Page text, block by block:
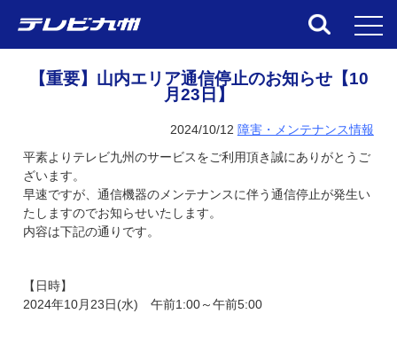
【重要】山内エリア通信停止のお知らせ【10
月23日】
2024/10/12 障害・メンテナンス情報
平素よりテレビ九州のサービスをご利用頂き誠にありがとうご
ざいます。
早速ですが、通信機器のメンテナンスに伴う通信停止が発生い
たしますのでお知らせいたします。
内容は下記の通りです。
【日時】
2024年10月23日(水) 午前1:00～午前5:00